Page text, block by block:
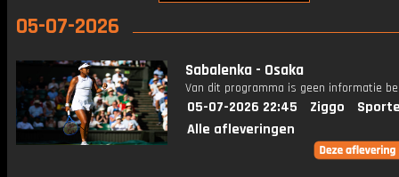
05-07-2026
Sabalenka - Osaka
Van dit programma is geen informatie
05-07-2026 22:45 Ziggo
Alle afleveringen